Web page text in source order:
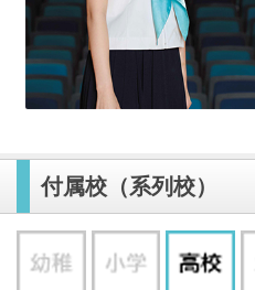
付属校（系列校）